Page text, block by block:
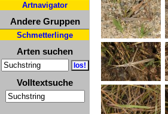
Artnavigator
Andere Gruppen
Schmetterlinge
Arten suchen
Volltextsuche